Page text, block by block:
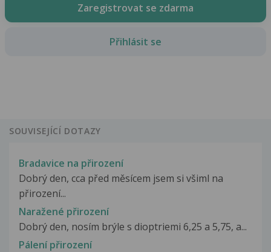
Zaregistrovat se zdarma
Přihlásit se
SOUVISEJÍCÍ DOTAZY
Bradavice na přirození
Dobrý den, cca před měsícem jsem si všiml na
přirození...
Naražené přirození
Dobrý den, nosím brýle s dioptriemi 6,25 a 5,75, a...
Pálení přirození